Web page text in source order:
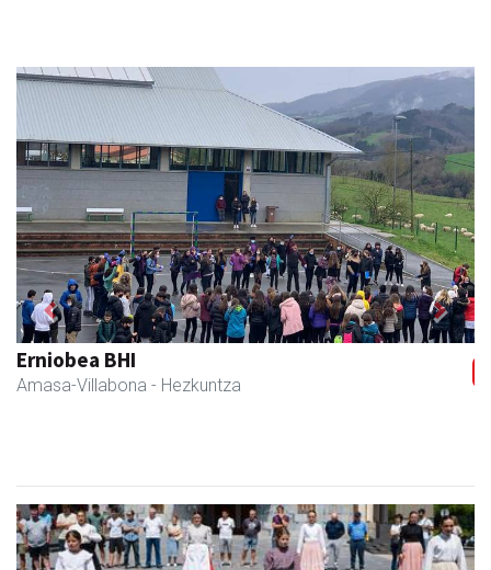
Fleming Herri Eskola
Amasa-Villabona - Hezkuntza
Previous Next